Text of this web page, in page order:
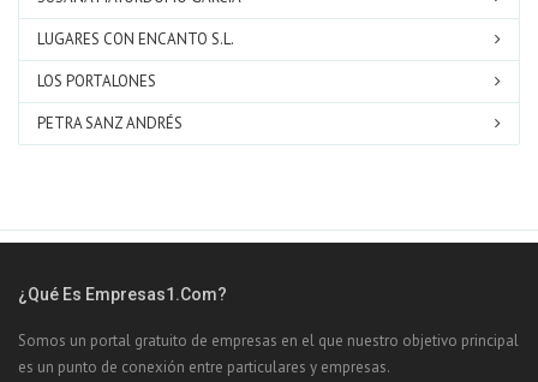
LUGARES CON ENCANTO S.L.
LOS PORTALONES
PETRA SANZ ANDRÉS
¿Qué Es Empresas1.com?
Somos un portal gratuito de empresas en el que nuestro objetivo principal
es un punto de conexión entre particulares y empresas.